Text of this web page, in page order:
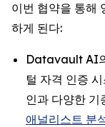
이번 협약을 통해
하게 된다:
Datavault AI
털 자격 인증
인과 다양한 기
애널리스트 분